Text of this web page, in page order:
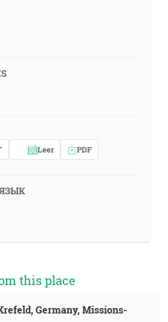
Leer PDF
this place
Germany, Missions-